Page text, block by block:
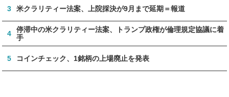
3 米クラリティー法案、上院採決が9月まで延期＝報道
4
停滞中の米クラリティー法案、トランプ政権が倫理規定協議に着
手
5 コインチェック、1銘柄の上場廃止を発表